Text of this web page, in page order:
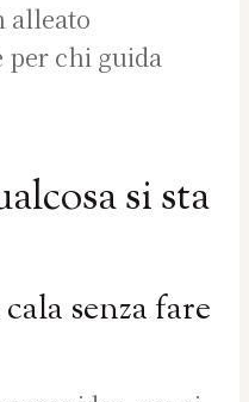
alleato
per chi guida
si sta
senza fare